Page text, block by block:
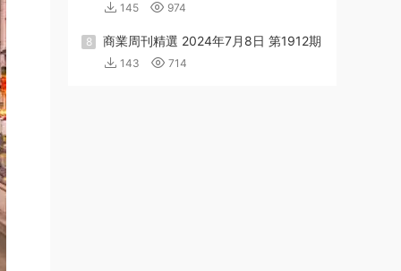
145 974
8 商業周刊精選 2024年7月8日 第1912期
143 714